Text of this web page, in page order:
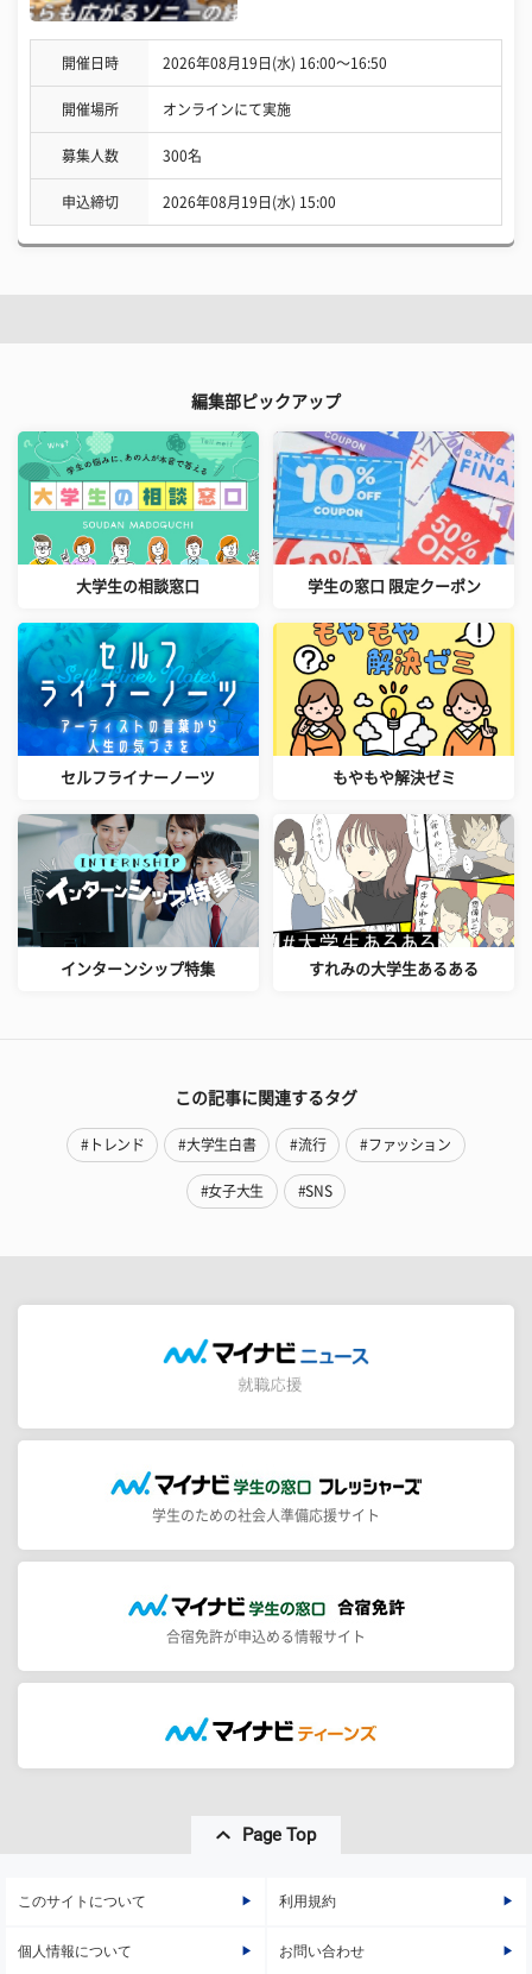
開催日時 2026年08月19日(水) 16:00〜16:50
開催場所 オンラインにて実施
募集人数 300名
申込締切 2026年08月19日(水) 15:00
編集部ピックアップ
大学生の相談窓口 学生の窓口 限定クーポン
セルフライナーノーツ もやもや解決ゼミ
インターンシップ特集 すれみの大学生あるある
この記事に関連するタグ
#トレンド #大学生白書 #流行 #ファッション
#女子大生 #SNS
学生のための社会人準備応援サイト
合宿免許が申込める情報サイト
Page Top
このサイトについて 利用規約
個人情報について お問い合わせ